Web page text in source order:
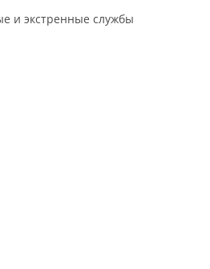
и экстренные службы